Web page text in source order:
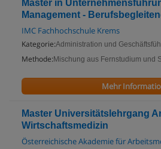
Master in
Management -
IMC Fachhochschule Krems
Kategorie:Administration und
Methode: Mischung aus Fernstudium und
Mehr
Master Universitätslehrgang
Wirtschaftsmedizin
Österreichische Akademie für